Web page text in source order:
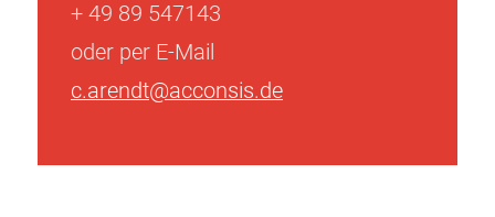
+ 49 89 547143
oder per E-Mail
c.arendt@acconsis.de